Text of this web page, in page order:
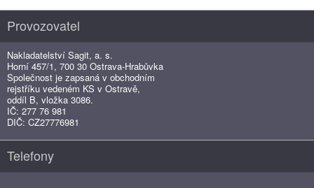
Provozovatel
Nakladatelství Sagit, a. s.
Horní 457/1, 700 30 Ostrava-Hrabůvka
Společnost je zapsaná v obchodním
rejstříku vedeném KS v Ostravě,
oddíl B, vložka 3086.
IČ: 277 76 981
DIČ: CZ27776981
Telefony